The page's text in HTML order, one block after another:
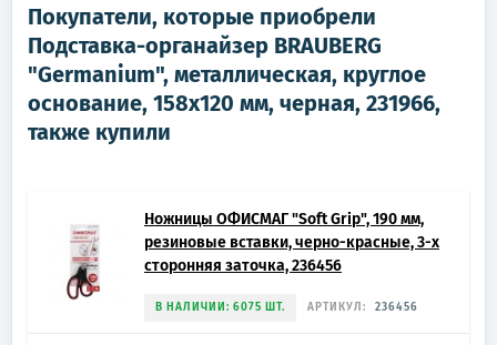
Покупатели, которые приобрели
Подставка-органайзер BRAUBERG
"Germanium", металлическая, круглое
основание, 158х120 мм, черная, 231966,
также купили
Ножницы ОФИСМАГ "Soft Grip", 190 мм,
резиновые вставки, черно-красные, 3-х
сторонняя заточка, 236456
В НАЛИЧИИ: 6075 ШТ. АРТИКУЛ: 236456